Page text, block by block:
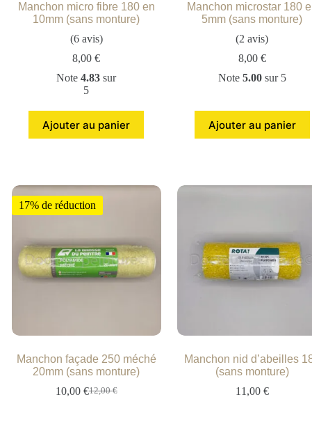
Manchon micro fibre 180 en
10mm (sans monture)
(6 avis)
8,00€
Note4.83 sur
5
Ajouter au panier
Manchon microstar 180
5mm (sans monture)
(2 avis)
8,00 €
Note 5.00sur 5
Ajouter au panier
17% de réduction
Manchon façade 250 méché
20mm (sans monture)
12,00€
10,00 €
Manchon nid d’abeilles
(sans monture)
11,00 €